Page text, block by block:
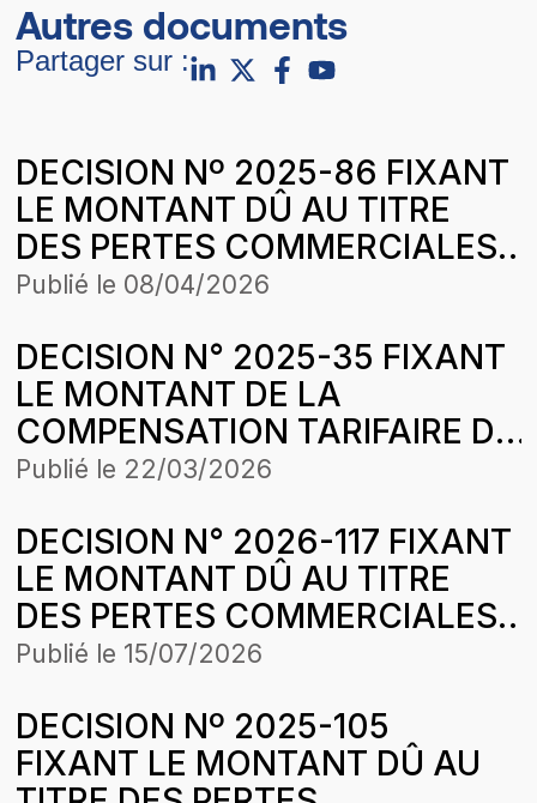
Autres documents
Partager sur :
DECISION Nº 2025-86 FIXANT
LE MONTANT DÛ AU TITRE
DES PERTES COMMERCIALES
SUBIES PAR LA SOCIETE
SENEGAL SUR LA PERIODE
D’APPLICATION DE LA
STRUCTURE DES PRIX DU 29
MARS 2025
Publié le 08/04/2026
DECISION N° 2025-35 FIXANT
LE MONTANT DE LA
COMPENSATION TARIFAIRE DU
MOIS DE JUILLET 2024 DE
(ERA) DANS LE CADRE DE
L’HARMONISATION DES
TARIFS
Publié le 22/03/2026
DECISION N° 2026-117 FIXANT
LE MONTANT DÛ AU TITRE
DES PERTES COMMERCIALES
SUBIES PAR LA SOCIETЕ МKА
CESSIONS D’ESSENCE
ORDINAIRE POUR LA PERIODE
Publié le 15/07/2026
DECISION Nº 2025-105
FIXANT LE MONTANT DÛ AU